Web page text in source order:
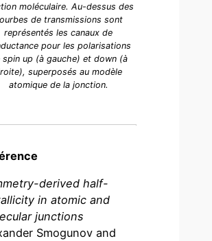
moléculaire. Au-dessus des
de transmissions sont
représentés les canaux de
pour les polarisations
spin up (à gauche) et down (à
superposés au modèle
atomique de la jonction.
derived half-
in atomic and
junctions
Smogunov and